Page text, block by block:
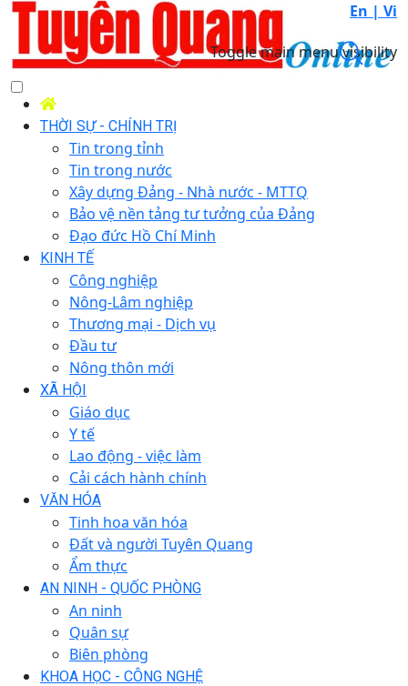
En | Vi
Toggle main menu visibility
THỜI SỰ - CHÍNH TRỊ
Tin trong tỉnh
Tin trong nước
Xây dựng Đảng - Nhà nước - MTTQ
Bảo vệ nền tảng tư tưởng của Đảng
Đạo đức Hồ Chí Minh
KINH TẾ
Công nghiệp
Nông-Lâm nghiệp
Thương mại - Dịch vụ
Đầu tư
Nông thôn mới
XÃ HỘI
Giáo dục
Y tế
Lao động - việc làm
Cải cách hành chính
VĂN HÓA
Tinh hoa văn hóa
Đất và người Tuyên Quang
Ẩm thực
AN NINH - QUỐC PHÒNG
An ninh
Quân sự
Biên phòng
KHOA HỌC - CÔNG NGHỆ